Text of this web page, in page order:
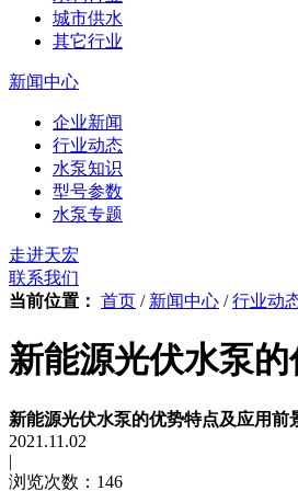
城市供水
其它行业
新闻中心
企业新闻
行业动态
水泵知识
型号参数
水泵专题
走进天宏
联系我们
当前位置： 首页 / 新闻中心 / 行业动
新能源光伏水泵
新能源光伏水泵的优势特点及应用前
2021.11.02
|
浏览次数：146